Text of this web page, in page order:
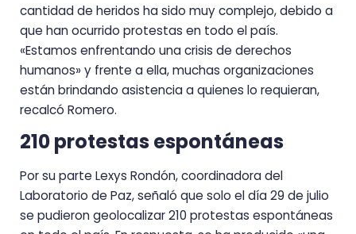
cantidad de heridos ha sido muy complejo, debido a
que han ocurrido protestas en todo el país.
«Estamos enfrentando una crisis de derechos
humanos» y frente a ella, muchas organizaciones
están brindando asistencia a quienes lo requieran,
recalcó Romero.
210 protestas espontáneas
Por su parte Lexys Rondón, coordinadora del
Laboratorio de Paz, señaló que solo el día 29 de julio
se pudieron geolocalizar 210 protestas espontáneas